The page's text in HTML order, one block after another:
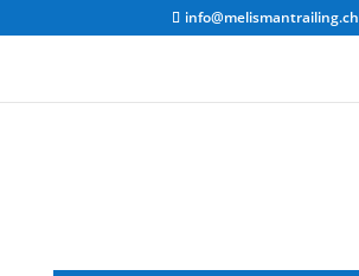
info@melismantrailing.ch